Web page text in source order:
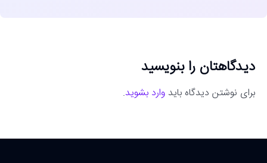
دیدگاهتان را بنویسید
برای نوشتن دیدگاه باید وارد بشوید.